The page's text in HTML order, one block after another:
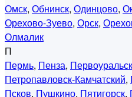
Омск, Обнинск, Одинцово,
Орехово-Зуево, Орск,
Олмалик
П
Пермь, Пенза, Первоуральск
Петропавловск-Камчатский,
Псков, Пушкино, Пятигорск,